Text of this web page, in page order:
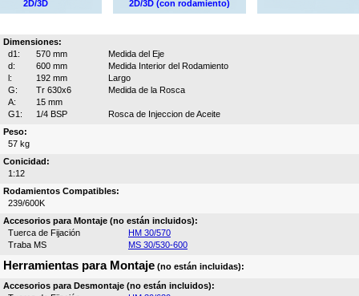
2D/3D
2D/3D (con rodamiento)
Dimensiones:
d1:
570 mm
Medida del Eje
d:
600 mm
Medida Interior del Rodamiento
l:
192 mm
Largo
G:
Tr 630x6
Medida de la Rosca
A:
15 mm
G1:
1/4 BSP
Rosca de Injeccion de Aceite
Peso:
57 kg
Conicidad:
1:12
Rodamientos Compatibles:
239/600K
Accesorios para Montaje (no están incluidos):
Tuerca de Fijación
HM 30/570
Traba MS
MS 30/530-600
Herramientas para Montaje (no están incluidas):
Accesorios para Desmontaje (no están incluidos):